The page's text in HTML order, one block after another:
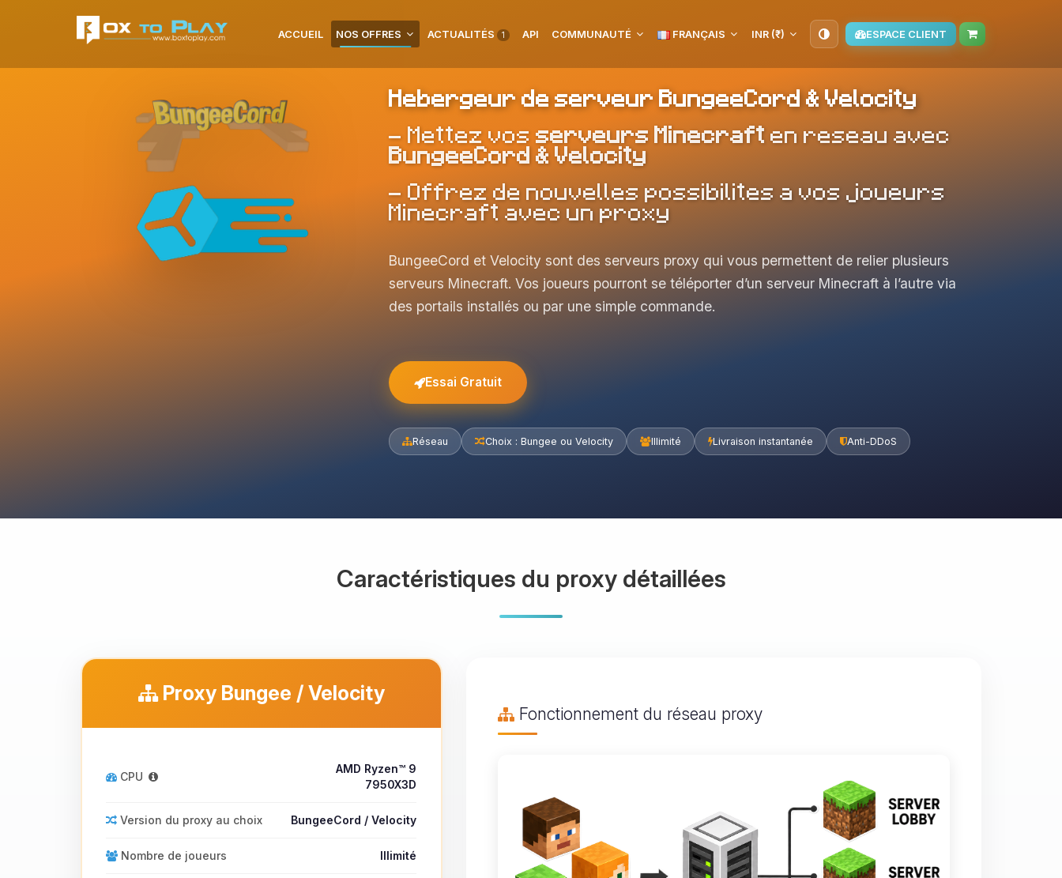
ACCUEIL NOS OFFRES ACTUALITÉS 1 API COMMUNAUTÉ FRANÇAIS INR (₹) ESPACE CLIENT
Hebergeur de serveur BungeeCord & Velocity
- Mettez vos serveurs Minecraft en reseau avec
BungeeCord & Velocity
- Offrez de nouvelles possibilites a vos joueurs
Minecraft avec un proxy
BungeeCord et Velocity sont des serveurs proxy qui vous permettent de relier plusieurs
serveurs Minecraft. Vos joueurs pourront se téléporter d’un serveur Minecraft à l’autre via
des portails installés ou par une simple commande.
Essai Gratuit
Réseau Choix : Bungee ou Velocity Illimité Livraison instantanée Anti-DDoS
Caractéristiques du proxy détaillées
Proxy Bungee / Velocity
CPU
AMD Ryzen™ 9
7950X3D
Version du proxy au choix BungeeCord / Velocity
Nombre de joueurs Illimité
Fonctionnement du réseau proxy